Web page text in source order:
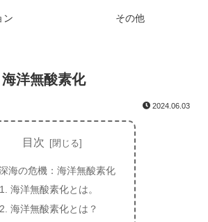
ン その他
洋無酸素化
2024.06.03
目次
海の危機：海洋無酸素化
海洋無酸素化とは。
海洋無酸素化とは？